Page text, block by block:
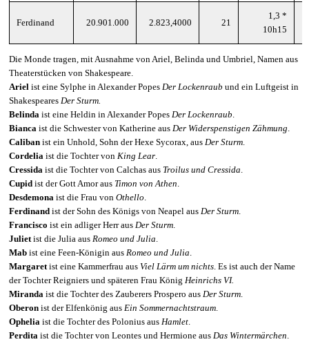
Ferdinand 20.901.000 2.823,4000 21
1,3 *
10h15
Die Monde tragen, mit Ausnahme von Ariel, Belinda und Umbriel, Namen aus
Theaterstücken von Shakespeare.
Ariel ist eine Sylphe in Alexander Popes Der Lockenraub und ein Luftgeist in
Shakespeares Der Sturm.
Belinda ist eine Heldin in Alexander Popes Der Lockenraub.
Bianca ist die Schwester von Katherine aus Der Widerspenstigen Zähmung.
Caliban ist ein Unhold, Sohn der Hexe Sycorax, aus Der Sturm.
Cordelia ist die Tochter von King Lear.
Cressida ist die Tochter von Calchas aus Troilus und Cressida.
Cupid ist der Gott Amor aus Timon von Athen.
Desdemona ist die Frau von Othello.
Ferdinand ist der Sohn des Königs von Neapel aus Der Sturm.
Francisco ist ein adliger Herr aus Der Sturm.
Julietist die Julia aus Romeo und Julia.
Mab ist eine Feen-Königin aus Romeo und Julia.
Margaretist eine Kammerfrau aus Viel Lärm um nichts. Es ist auch der Name
der Tochter Reigniers und späteren Frau König Heinrichs VI.
Miranda ist die Tochter des Zauberers Prospero aus Der Sturm.
Oberon ist der Elfenkönig aus Ein Sommernachtstraum.
Ophelia ist die Tochter des Polonius aus Hamlet.
Perdita ist die Tochter von Leontes und Hermione aus Das Wintermärchen.